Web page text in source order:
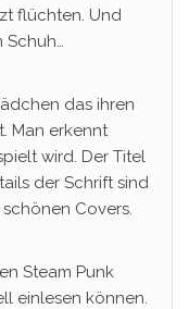
flüchten. Und
Schuh…
das ihren
Man erkennt
wird. Der Titel
der Schrift sind
Covers.
Steam Punk
einlesen können.